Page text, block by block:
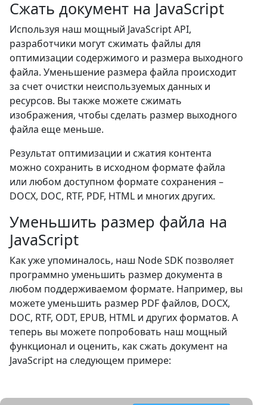
Сжать документ на JavaScript
Используя наш мощный JavaScript API,
разработчики могут сжимать файлы для
оптимизации содержимого и размера выходного
файла. Уменьшение размера файла происходит
за счет очистки неиспользуемых данных и
ресурсов. Вы также можете сжимать
изображения, чтобы сделать размер выходного
файла еще меньше.
Результат оптимизации и сжатия контента
можно сохранить в исходном формате файла
или любом доступном формате сохранения –
DOCX, DOC, RTF, PDF, HTML и многих других.
Уменьшить размер файла на
JavaScript
Как уже упоминалось, наш Node SDK позволяет
программно уменьшить размер документа в
любом поддерживаемом формате. Например, вы
можете уменьшить размер PDF файлов, DOCX,
DOC, RTF, ODT, EPUB, HTML и других форматов. А
теперь вы можете попробовать наш мощный
функционал и оценить, как сжать документ на
JavaScript на следующем примере: